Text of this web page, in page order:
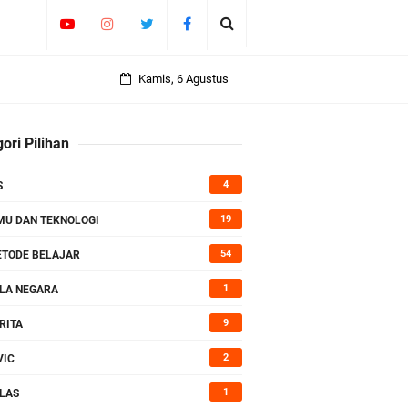
Kamis, 6 Agustus
Pilihan
4
DAN TEKNOLOGI 19
BELAJAR 54
NEGARA 1
9
2
1